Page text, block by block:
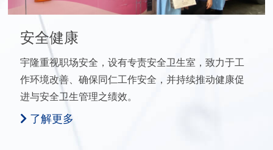
安全健康
宇隆重视职场安全，设有专责安全卫生室，致力于工
作环境改善、确保同仁工作安全，并持续推动健康促
进与安全卫生管理之绩效。
了解更多